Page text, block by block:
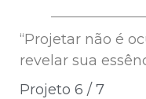
“Projetar não é
revelar sua
Projeto 6 / 7